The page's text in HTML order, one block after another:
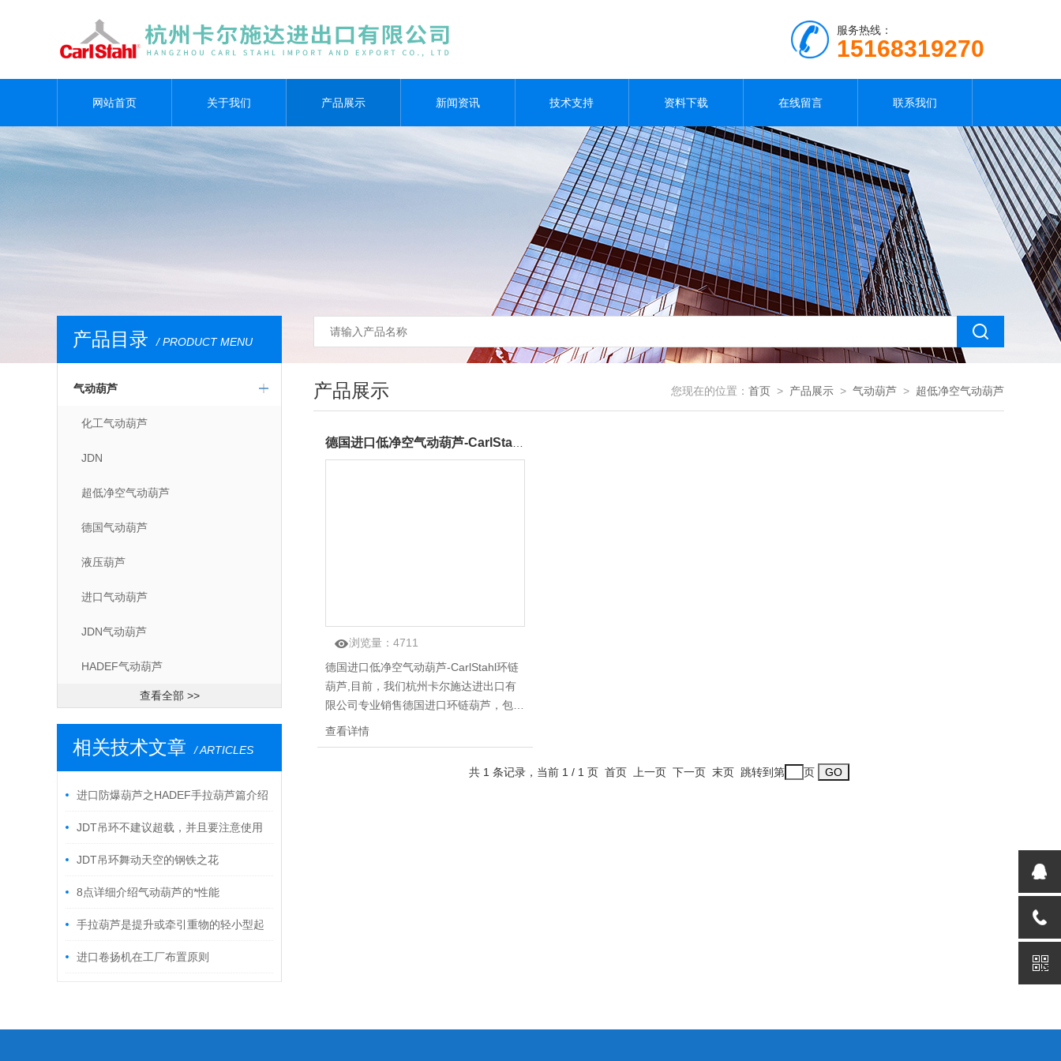
服务热线：
15168319270
网站首页 关于我们 产品展示 新闻资讯 技术支持 资料下载 在线留言 联系我们
产品目录 / PRODUCT MENU
气动葫芦
化工气动葫芦
JDN
超低净空气动葫芦
德国气动葫芦
液压葫芦
进口气动葫芦
JDN气动葫芦
HADEF气动葫芦
查看全部 >>
相关技术文章 / ARTICLES
进口防爆葫芦之HADEF手拉葫芦篇介绍
JDT吊环不建议超载，并且要注意使用
情况JDT吊环舞动天空的钢铁之花
8点详细介绍气动葫芦的*性能
手拉葫芦是提升或牵引重物的轻小型起
重机械
进口卷扬机在工厂布置原则
产品展示 您现在的位置： 首页 > 产品展示 > 气动葫芦 > 超低净空气动葫芦
浏览量： 4711
德国进口低净空气动葫芦-CarlStahl环链
葫芦,目前，我们杭州卡尔施达进出口有
限公司专业销售德国进口环链葫芦，包含
手动，电动，气动等产品。种类比较繁
查看详情
共 1 条记录，当前 1 / 1 页 首页 上一页 下一页 末页 跳转到第 页